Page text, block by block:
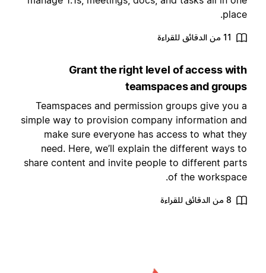
11 من الدقائق للقراءة
Grant the right level of access
teamspaces and
Teamspaces and permission groups give you
simple way to provision company information
make sure everyone has access to what
need. Here, we’ll explain the different ways
share content and invite people to different
of the
8 من الدقائق للقراءة